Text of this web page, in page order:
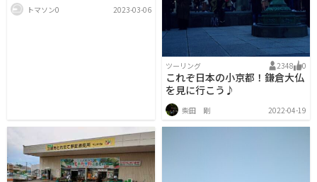
トマソン0 2023-03-06
ツーリング 2348 0
これぞ日本の小京都！鎌倉大仏
を見に行こう♪
柴田 剛 2022-04-19